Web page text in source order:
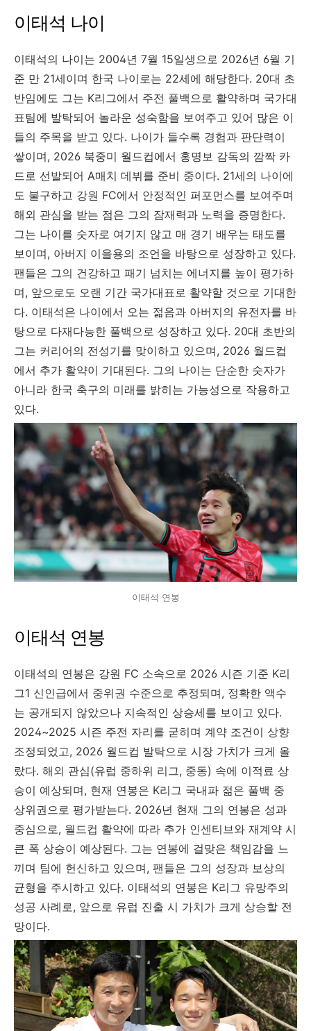
이태석 나이
이태석의 나이는 2004년 7월 15일생으로 2026년 6월 기
준 만 21세이며 한국 나이로는 22세에 해당한다. 20대 초
반임에도 그는 K리그에서 주전 풀백으로 활약하며 국가대
표팀에 발탁되어 놀라운 성숙함을 보여주고 있어 많은 이
들의 주목을 받고 있다. 나이가 들수록 경험과 판단력이
쌓이며, 2026 북중미 월드컵에서 홍명보 감독의 깜짝 카
드로 선발되어 A매치 데뷔를 준비 중이다. 21세의 나이에
도 불구하고 강원 FC에서 안정적인 퍼포먼스를 보여주며
해외 관심을 받는 점은 그의 잠재력과 노력을 증명한다.
그는 나이를 숫자로 여기지 않고 매 경기 배우는 태도를
보이며, 아버지 이을용의 조언을 바탕으로 성장하고 있다.
팬들은 그의 건강하고 패기 넘치는 에너지를 높이 평가하
며, 앞으로도 오랜 기간 국가대표로 활약할 것으로 기대한
다. 이태석은 나이에서 오는 젊음과 아버지의 유전자를 바
탕으로 다재다능한 풀백으로 성장하고 있다. 20대 초반의
그는 커리어의 전성기를 맞이하고 있으며, 2026 월드컵
에서 추가 활약이 기대된다. 그의 나이는 단순한 숫자가
아니라 한국 축구의 미래를 밝히는 가능성으로 작용하고
있다.
이태석 연봉
이태석 연봉
이태석의 연봉은 강원 FC 소속으로 2026 시즌 기준 K리
그1 신인급에서 중위권 수준으로 추정되며, 정확한 액수
는 공개되지 않았으나 지속적인 상승세를 보이고 있다.
2024~2025 시즌 주전 자리를 굳히며 계약 조건이 상향
조정되었고, 2026 월드컵 발탁으로 시장 가치가 크게 올
랐다. 해외 관심(유럽 중하위 리그, 중동) 속에 이적료 상
승이 예상되며, 현재 연봉은 K리그 국내파 젊은 풀백 중
상위권으로 평가받는다. 2026년 현재 그의 연봉은 성과
중심으로, 월드컵 활약에 따라 추가 인센티브와 재계약 시
큰 폭 상승이 예상된다. 그는 연봉에 걸맞은 책임감을 느
끼며 팀에 헌신하고 있으며, 팬들은 그의 성장과 보상의
균형을 주시하고 있다. 이태석의 연봉은 K리그 유망주의
성공 사례로, 앞으로 유럽 진출 시 가치가 크게 상승할 전
망이다.